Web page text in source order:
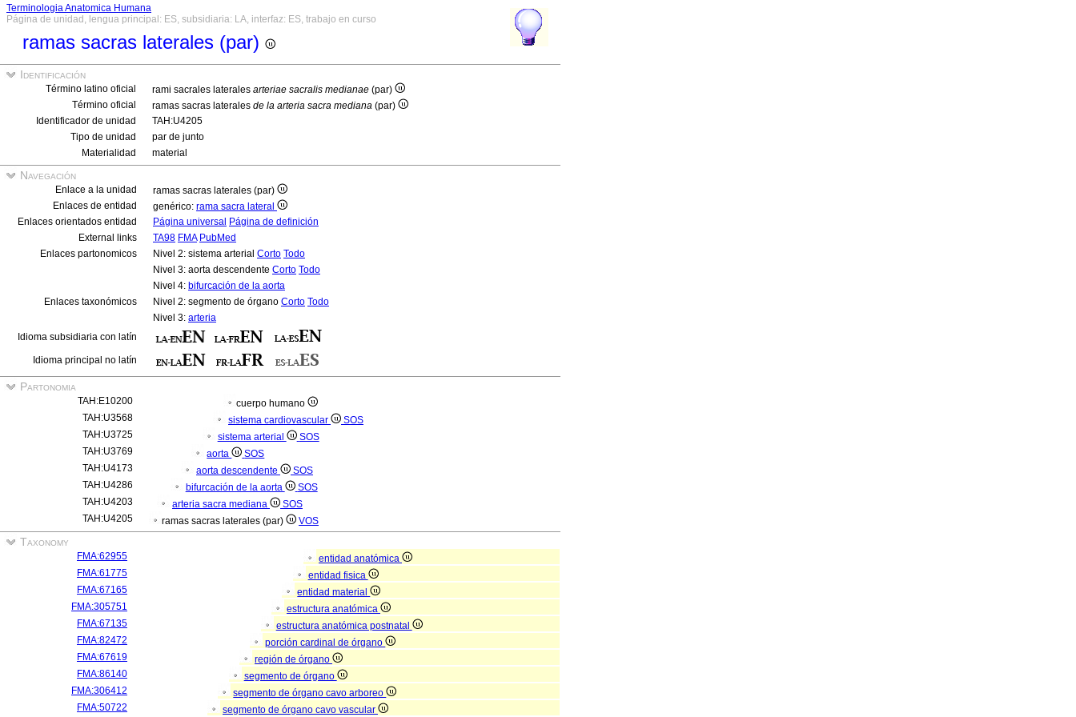
Terminologia Anatomica Humana
Página de unidad, lengua principal: ES, subsidiaria: LA, interfaz: ES, trabajo en curso
ramas sacras laterales (par)
Identificación
Término latino oficial rami sacrales laterales arteriae sacralis medianae (par)
Término oficial
ramas sacras laterales de la arteria sacra mediana (par)
Identificador de unidad
TAH:U4205
Tipo de unidad
par de junto
Materialidad
material
Navegación
Enlace a la unidad
ramas sacras laterales (par)
Enlaces de entidad
genérico: rama sacra lateral
Enlaces orientados entidad
Página universal Página de definición
External links
TA98 FMA PubMed
Enlaces partonomicos
Nivel 2: sistema arterial Corto Todo
Nivel 3: aorta descendente Corto Todo
Nivel 4: bifurcación de la aorta
Enlaces taxonómicos
Nivel 2: segmento de órgano Corto Todo
Nivel 3: arteria
Idioma subsidiaria con latín
Idioma principal no latín
Partonomia
TAH:E10200
cuerpo humano
TAH:U3568
sistema cardiovascular
SOS
TAH:U3725
sistema arterial
SOS
TAH:U3769
aorta
SOS
TAH:U4173
aorta descendente
SOS
TAH:U4286
bifurcación de la aorta
SOS
TAH:U4203
arteria sacra mediana
SOS
TAH:U4205
ramas sacras laterales (par) VOS
Taxonomy
FMA:62955
entidad anatómica
FMA:61775
entidad fisica
FMA:67165
entidad material
FMA:305751
estructura anatómica
FMA:67135
estructura anatómica postnatal
FMA:82472
porción cardinal de órgano
FMA:67619
región de órgano
FMA:86140
segmento de órgano
FMA:306412
segmento de órgano cavo arboreo
FMA:50722
segmento de órgano cavo vascular